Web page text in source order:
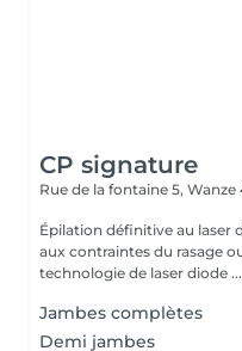
CP signature
Rue de la fontaine 5, Wanze
Épilation définitive au laser
aux contraintes du rasage
technologie de laser diode ...
Jambes complètes
Demi jambes